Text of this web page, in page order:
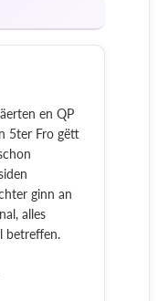
en QP
5ter Fro gëtt
ginn an
alles
betreffen.